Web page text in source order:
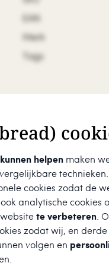
helpen maken
cookies zodat de
analytische cookies
te verbeteren.
zodat wij, en
volgen en
Merk
Tags
Kleur
Land van herkomst
Materiaal
Hoogte